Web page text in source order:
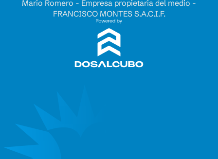
Mario Romero - Empresa propietaria del medio -
FRANCISCO MONTES S.A.C.I.F.